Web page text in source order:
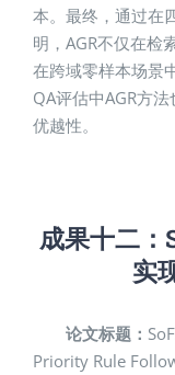
本。最终，通过在
明，AGR不仅在检
在跨域零样本场景
QA评估中AGR方
优越性。
成果十二：
实
论文标题：
Priority Rule